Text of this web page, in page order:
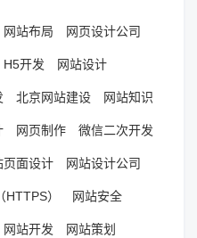
网站布局 网页设计公司
H5开发 网站设计
北京网站建设 网站知识
网页制作 微信二次开发
页面设计 网站设计公司
） 网站安全
网站开发 网站策划